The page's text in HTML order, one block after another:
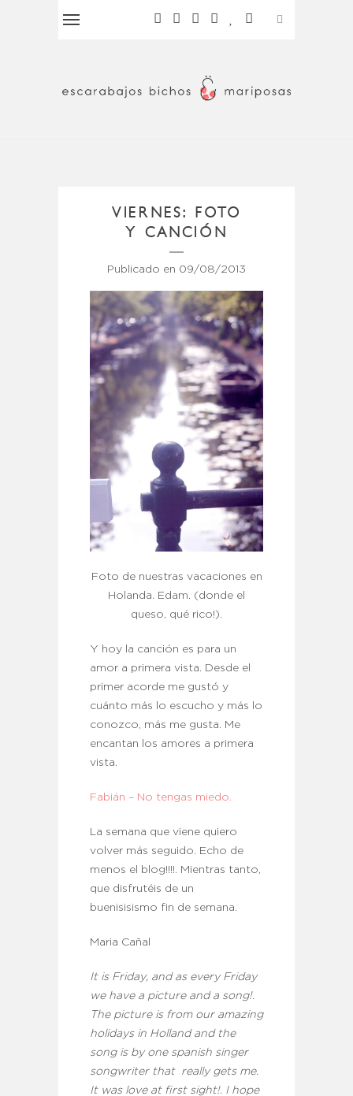
VIERNES: FOTO
Y CANCIÓN
Publicado en 09/08/2013
Foto de nuestras vacaciones en
Holanda. Edam. (donde el
queso, qué rico!).
Y hoy la canción es para un
amor a primera vista. Desde el
primer acorde me gustó y
cuánto más lo escucho y más lo
conozco, más me gusta. Me
encantan los amores a primera
vista.
Fabián – No tengas miedo.
La semana que viene quiero
volver más seguido. Echo de
menos el blog!!!!. Mientras tanto,
que disfrutéis de un
buenisisismo fin de semana.
Maria Cañal
It is Friday, and as every Friday
we have a picture and a song!.
The picture is from our amazing
holidays in Holland and the
song is by one spanish singer
songwriter that really gets me.
It was love at first sight!. I hope